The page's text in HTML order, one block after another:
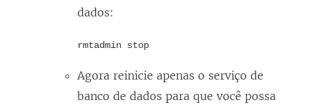
dados:
rmtadmin stop
Agora reinicie apenas o serviço de
banco de dados para que você possa